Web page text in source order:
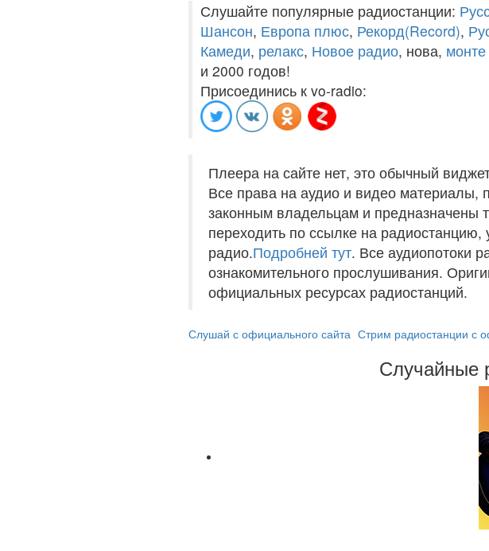
Слушайте популярные радиостанции:
Шансон, Европа плюс, Рекорд(Record),
Камеди, релакс, Новое радио, нова,
и 2000 годов!
Присоединись к vo-radio:
Плеера на сайте нет, это обычный
Все права на аудио и видео материалы,
законным владельцам и предназначены
переходить по ссылке на
радио.Подробней тут. Все аудиопотоки
ознакомительного прослушивания.
официальных ресурсах радиостанций.
Слушай с официального сайта Стрим радиостанции с
Случайные